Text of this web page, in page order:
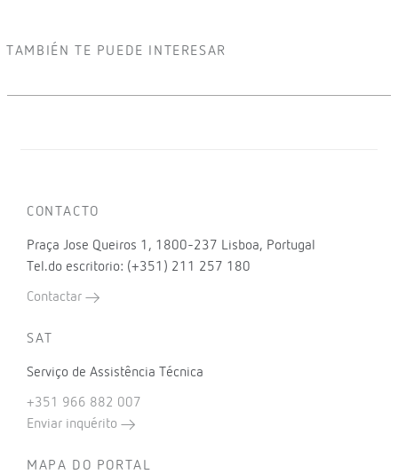
TAMBIÉN TE PUEDE INTERESAR
CONTACTO
Praça Jose Queiros 1, 1800-237 Lisboa, Portugal
Tel.do escritorio: (+351) 211 257 180
Contactar
SAT
Serviço de Assistência Técnica
+351 966 882 007
Enviar inquérito
MAPA DO PORTAL